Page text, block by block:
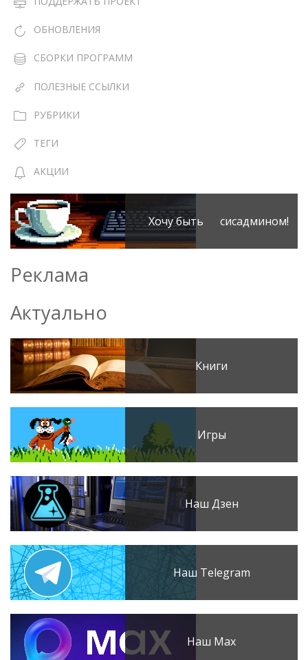
ОБНОВЛЕНИЯ
СБОРКИ ПРОГРАММ
ПОЛЕЗНЫЕ ССЫЛКИ
РУБРИКИ
ТЕГИ
АКЦИИ
Хочу быть сисадмином!
Реклама
Актуально
Книги
Игры
Наш Дзен
Наш Telegram
Наш Max